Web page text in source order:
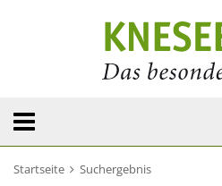
Startseite Suchergebnis